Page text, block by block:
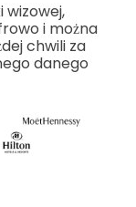
wizowej,
i można
chwili za
danego